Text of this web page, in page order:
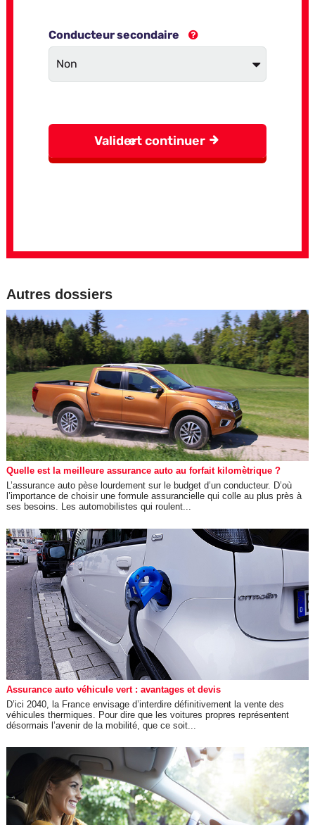
Autres dossiers
Quelle est la meilleure assurance auto au forfait kilomètrique ?
L’assurance auto pèse lourdement sur le budget d’un conducteur. D’où
l’importance de choisir une formule assurancielle qui colle au plus près à
ses besoins. Les automobilistes qui roulent...
Assurance auto véhicule vert : avantages et devis
D’ici 2040, la France envisage d’interdire définitivement la vente des
véhicules thermiques. Pour dire que les voitures propres représentent
désormais l’avenir de la mobilité, que ce soit...